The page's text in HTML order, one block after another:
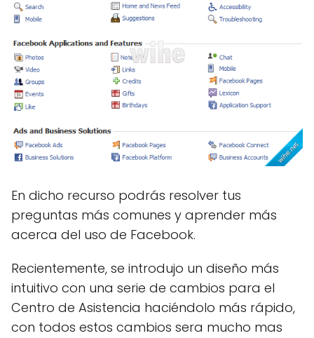
En dicho recurso podrás resolver tus
preguntas más comunes y aprender más
acerca del uso de Facebook.
Recientemente, se introdujo un diseño más
intuitivo con una serie de cambios para el
Centro de Asistencia haciéndolo más rápido,
con todos estos cambios sera mucho mas